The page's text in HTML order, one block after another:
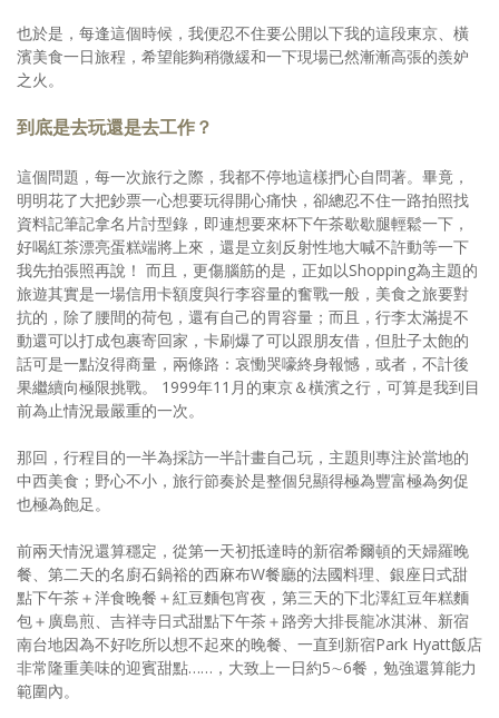
也於是，每逢這個時候，我便忍不住要公開以下我的這段東京、橫
濱美食一日旅程，希望能夠稍微緩和一下現場已然漸漸高張的羨妒
之火。
到底是去玩還是去工作？
這個問題，每一次旅行之際，我都不停地這樣捫心自問著。畢竟，
明明花了大把鈔票一心想要玩得開心痛快，卻總忍不住一路拍照找
資料記筆記拿名片討型錄，即連想要來杯下午茶歇歇腿輕鬆一下，
好喝紅茶漂亮蛋糕端將上來，還是立刻反射性地大喊不許動等一下
我先拍張照再說！ 而且，更傷腦筋的是，正如以Shopping為主題的
旅遊其實是一場信用卡額度與行李容量的奮戰一般，美食之旅要對
抗的，除了腰間的荷包，還有自己的胃容量；而且，行李太滿提不
動還可以打成包裹寄回家，卡刷爆了可以跟朋友借，但肚子太飽的
話可是一點沒得商量，兩條路：哀慟哭嚎終身報憾，或者，不計後
果繼續向極限挑戰。 1999年11月的東京＆橫濱之行，可算是我到目
前為止情況最嚴重的一次。
那回，行程目的一半為採訪一半計畫自己玩，主題則專注於當地的
中西美食；野心不小，旅行節奏於是整個兒顯得極為豐富極為匆促
也極為飽足。
前兩天情況還算穩定，從第一天初抵達時的新宿希爾頓的天婦羅晚
餐、第二天的名廚石鍋裕的西麻布W餐廳的法國料理、銀座日式甜
點下午茶＋洋食晚餐＋紅豆麵包宵夜，第三天的下北澤紅豆年糕麵
包＋廣島煎、吉祥寺日式甜點下午茶＋路旁大排長龍冰淇淋、新宿
南台地因為不好吃所以想不起來的晚餐、一直到新宿Park Hyatt飯店
非常隆重美味的迎賓甜點……，大致上一日約5∼6餐，勉強還算能力
範圍內。